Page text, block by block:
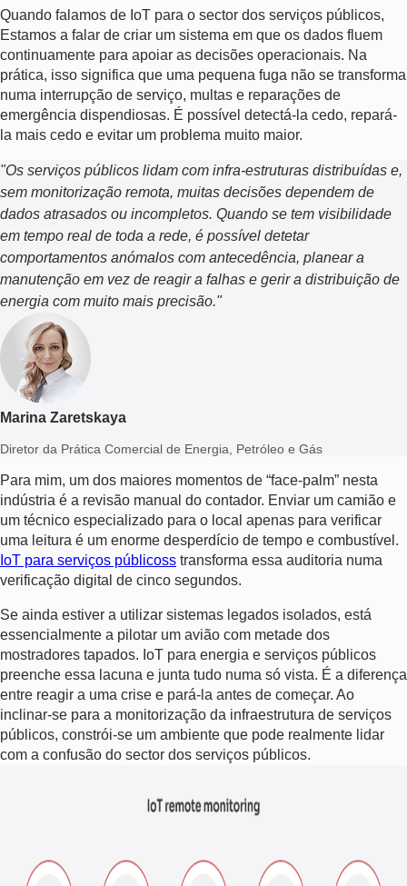
Quando falamos de IoT para o sector dos serviços públicos,
Estamos a falar de criar um sistema em que os dados fluem
continuamente para apoiar as decisões operacionais. Na
prática, isso significa que uma pequena fuga não se transforma
numa interrupção de serviço, multas e reparações de
emergência dispendiosas. É possível detectá-la cedo, repará-
la mais cedo e evitar um problema muito maior.
"Os serviços públicos lidam com infra-estruturas distribuídas e,
sem monitorização remota, muitas decisões dependem de
dados atrasados ou incompletos. Quando se tem visibilidade
em tempo real de toda a rede, é possível detetar
comportamentos anómalos com antecedência, planear a
manutenção em vez de reagir a falhas e gerir a distribuição de
energia com muito mais precisão."
Marina Zaretskaya
Diretor da Prática Comercial de Energia, Petróleo e Gás
Para mim, um dos maiores momentos de “face-palm” nesta
indústria é a revisão manual do contador. Enviar um camião e
um técnico especializado para o local apenas para verificar
uma leitura é um enorme desperdício de tempo e combustível.
IoT para serviços públicoss transforma essa auditoria numa
verificação digital de cinco segundos.
Se ainda estiver a utilizar sistemas legados isolados, está
essencialmente a pilotar um avião com metade dos
mostradores tapados. IoT para energia e serviços públicos
preenche essa lacuna e junta tudo numa só vista. É a diferença
entre reagir a uma crise e pará-la antes de começar. Ao
inclinar-se para a monitorização da infraestrutura de serviços
públicos, constrói-se um ambiente que pode realmente lidar
com a confusão do sector dos serviços públicos.